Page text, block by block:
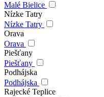
Malé Bielice
Nízke Tatry
Nízke Tatry
Orava
Orava
Piešťany
Piešťany
Podhájska
Podhájska
Rajecké Teplice